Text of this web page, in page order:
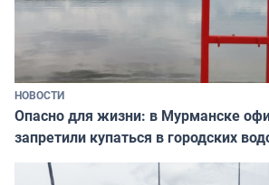
НОВОСТИ
Опасно для жизни: в Мурманске
запретили купаться в городских